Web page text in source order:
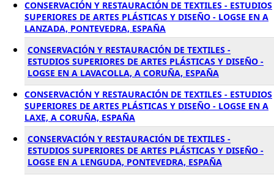
CONSERVACIÓN Y RESTAURACIÓN DE TEXTILES - ESTUDIOS
SUPERIORES DE ARTES PLÁSTICAS Y DISEÑO - LOGSE EN A
LANZADA, PONTEVEDRA, ESPAÑA
CONSERVACIÓN Y RESTAURACIÓN DE TEXTILES -
ESTUDIOS SUPERIORES DE ARTES PLÁSTICAS Y DISEÑO -
LOGSE EN A LAVACOLLA, A CORUÑA, ESPAÑA
CONSERVACIÓN Y RESTAURACIÓN DE TEXTILES - ESTUDIOS
SUPERIORES DE ARTES PLÁSTICAS Y DISEÑO - LOGSE EN A
LAXE, A CORUÑA, ESPAÑA
CONSERVACIÓN Y RESTAURACIÓN DE TEXTILES -
ESTUDIOS SUPERIORES DE ARTES PLÁSTICAS Y DISEÑO -
LOGSE EN A LENGUDA, PONTEVEDRA, ESPAÑA